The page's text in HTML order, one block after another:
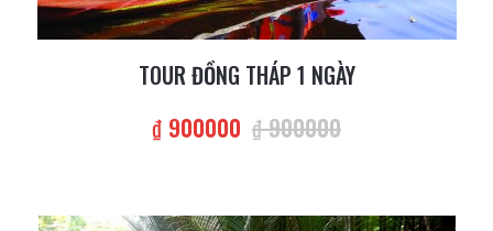
TOUR ĐỒNG THÁP 1 NGÀY
₫ 900000 ₫ 900000